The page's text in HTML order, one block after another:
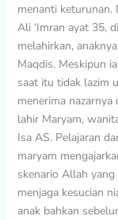
menanti keturunan.
Ali ‘Imran ayat 35,
melahirkan,
Maqdis. Meskipun
saat itu tidak lazim
menerima
lahir Maryam,
Isa AS. Pelajaran
maryam
skenario Allah
menjaga kesucian
anak bahkan